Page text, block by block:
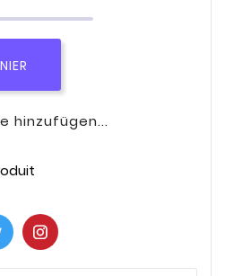
hinzufügen...